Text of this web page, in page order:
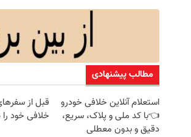
مطالب پیشنهادی
استعلام آنلاین خلافی خودرو
👈با کد ملی و پلاک، سریع،
دقیق و بدون معطلی
قبل از
خلافی خود